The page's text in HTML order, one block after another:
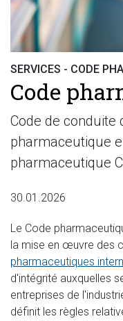
SERVICES - CODE
Code
Code de conduite
pharmaceutique
pharmaceutique
30.01.2026
Le Code
la mise en œuvre des
pharmaceutiques
d'intégrité auxquelles
entreprises de
définit les règles